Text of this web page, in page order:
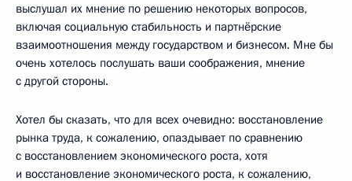
выслушал их мнение по решению некоторых вопросов,
включая социальную стабильность и партнёрские
взаимоотношения между государством и бизнесом. Мне бы
очень хотелось послушать ваши соображения, мнение
с другой стороны.
Хотел бы сказать, что для всех очевидно: восстановление
рынка труда, к сожалению, опаздывает по сравнению
с восстановлением экономического роста, хотя
и восстановление экономического роста, к сожалению,